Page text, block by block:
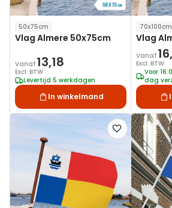
50x75cm
Vlag Almere 50x75cm
Vanaf 13,18
Excl. BTW
Levertijd 5 werkdagen
In winkelmand
70x100cm
Vlag
Vanaf
Excl. BTW
Voor
dag
Voeg
toe
verlanglijst